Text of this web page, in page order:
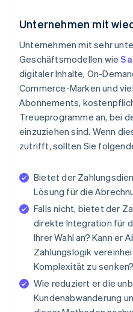
Unternehmen mit
Unternehmen mit sehr
Geschäftsmodellen wie
digitaler Inhalte, On-
Commerce-Marken und
Abonnements,
Treueprogramme an, bei
einzuziehen sind. Wenn
zutrifft, sollten Sie
Bietet der
Lösung für die
Falls nicht, bietet der
direkte Integration für
Ihrer Wahl an? Kann er
Zahlungslogik
Komplexität zu senken?
Wie reduziert er die
Kundenabwanderung